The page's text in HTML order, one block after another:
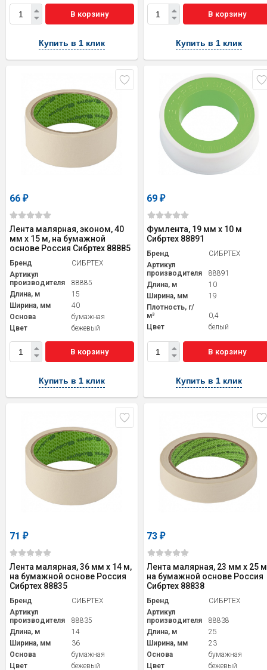
В корзину
Купить в 1 клик
В корзину
Купить в 1 клик
66 ₽
Лента малярная, эконом, 40
мм x 15 м, на бумажной
основе Россия Сибртех 88885
Бренд
СИБРТЕХ
Артикул
производителя
88885
Длина, м
15
Ширина, мм
40
Основа
бумажная
Цвет
бежевый
В корзину
Купить в 1 клик
69₽
Фумлента, 19 мм х 10 м
Сибртех 88891
Бренд
СИБРТЕХ
Артикул
производителя
88891
Длина, м
10
Ширина, мм
19
Плотность, г/
м³
0,4
Цвет
белый
В корзину
Купить в 1 клик
71 ₽
Лента малярная, 36 мм х 14 м,
на бумажной основе Россия
Сибртех 88835
Бренд
СИБРТЕХ
Артикул
производителя
88835
Длина, м
14
Ширина, мм
36
Основа
бумажная
Цвет
бежевый
73₽
Лента малярная, 23 мм х 25
на бумажной основе Россия
Сибртех 88838
Бренд
СИБРТЕХ
Артикул
производителя
88838
Длина, м
25
Ширина, мм
23
Основа
бумажная
Цвет
бежевый